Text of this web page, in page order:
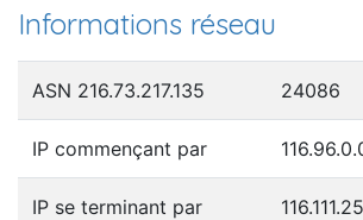
Informations réseau
ASN 216.73.217.135 24086
IP commençant par
IP se terminant par